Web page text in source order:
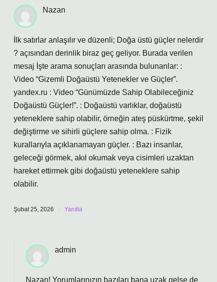
Nazan
İlk satırlar anlaşılır ve düzenli; Doğa üstü güçler nelerdir
? açısından derinlik biraz geç geliyor. Burada verilen
mesaj İşte arama sonuçları arasında bulunanlar: :
Video “Gizemli Doğaüstü Yetenekler ve Güçler”.
yandex.ru : Video “Günümüzde Sahip Olabileceğiniz
Doğaüstü Güçler!”. : Doğaüstü varlıklar, doğaüstü
yeteneklere sahip olabilir, örneğin ateş püskürtme, şekil
değiştirme ve sihirli güçlere sahip olma. : Fizik
kurallarıyla açıklanamayan güçler. : Bazı insanlar,
geleceği görmek, akıl okumak veya cisimleri uzaktan
hareket ettirmek gibi doğaüstü yeteneklere sahip
olabilir.
Şubat 25, 2026 Yanıtla
admin
Nazan! Yorumlarınızın bazıları bana uzak gelse de